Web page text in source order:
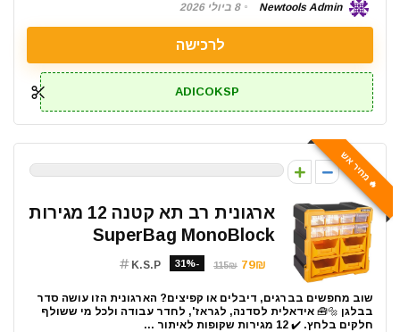
Newtools Admin 8 ביולי 2026
לרכישה
ADICOKSP
🔥 מחיר אש
0
ארגונית רב תא קטנה 12 מגירות
SuperBag MonoBlock
79₪
115₪
-31%
K.S.P
שוב מחפשים בברגים, דיבלים או קפיצים? הארגונית הזו עושה סדר
בבלגן 🔩🧰 אידאלית לסדנה, לגראז', לחדר עבודה ולכל מי ששולף
חלקים בלחץ. ✔️ 12 מגירות שקופות לאיתור ...